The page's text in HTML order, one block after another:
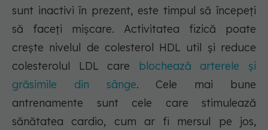
sunt inactivi în prezent, este timpul să începeți
să faceți mișcare. Activitatea fizică poate
crește nivelul de colesterol HDL util și reduce
colesterolul LDL care blochează arterele și
grăsimile din sânge. Cele mai bune
antrenamente sunt cele care stimulează
sănătatea cardio, cum ar fi mersul pe jos,